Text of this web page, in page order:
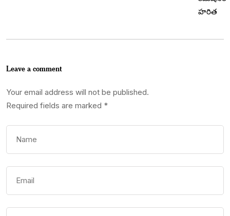
Leave a comment
Your email address will not be published.
Required fields are marked *